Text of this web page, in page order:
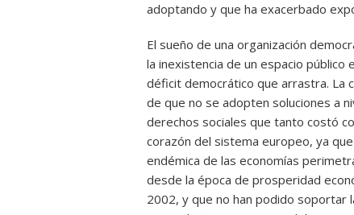
adoptando y que ha exacerbado
El sueño de una organización
la inexistencia de un espacio público
déficit democrático que arrastra. La
de que no se adopten soluciones a
derechos sociales que tanto costó
corazón del sistema europeo, ya
endémica de las economías
desde la época de prosperidad
2002, y que no han podido soportar